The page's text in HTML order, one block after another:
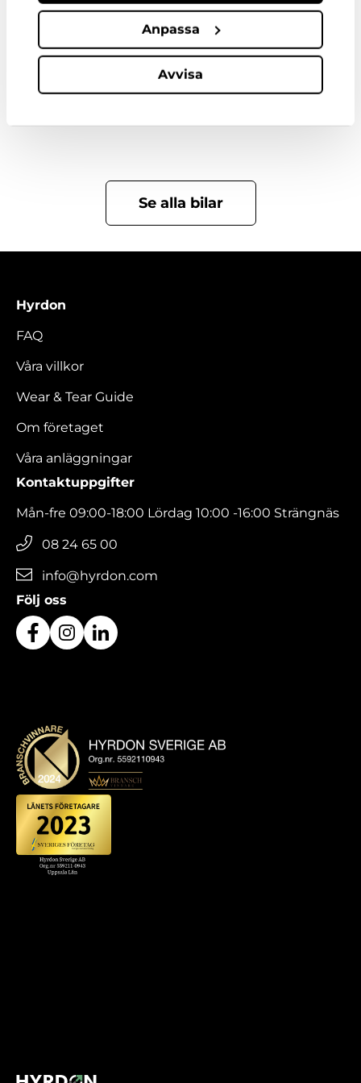
Anpassa
Avvisa
Bilar i samma kategori
Se alla bilar
Hyrdon
FAQ
Våra villkor
Wear & Tear Guide
Om företaget
Våra anläggningar
Kontaktuppgifter
Mån-fre 09:00-18:00 Lördag 10:00 -16:00 Strängnäs
08 24 65 00
info@hyrdon.com
Följ oss